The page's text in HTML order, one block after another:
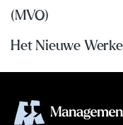
(MVO)
Het Nieuwe